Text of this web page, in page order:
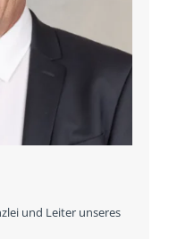
und Leiter unseres